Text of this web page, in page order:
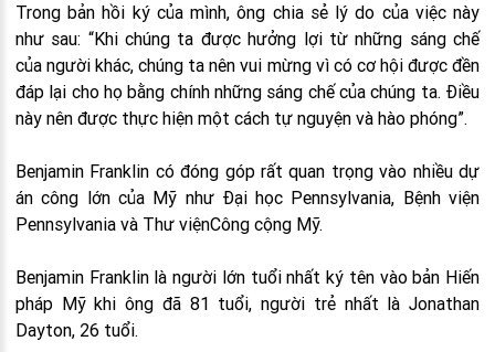
Trong bản hồi ký của mình, ông chia sẻ lý do của việc này
như sau: “Khi chúng ta được hưởng lợi từ những sáng chế
của người khác, chúng ta nên vui mừng vì có cơ hội được đền
đáp lại cho họ bằng chính những sáng chế của chúng ta. Điều
này nên được thực hiện một cách tự nguyện và hào phóng”.
Benjamin Franklin có đóng góp rất quan trọng vào nhiều dự
án công lớn của Mỹ như Đại học Pennsylvania, Bệnh viện
Pennsylvania và Thư việnCông cộng Mỹ.
Benjamin Franklin là người lớn tuổi nhất ký tên vào bản Hiến
pháp Mỹ khi ông đã 81 tuổi, người trẻ nhất là Jonathan
Dayton, 26 tuổi.